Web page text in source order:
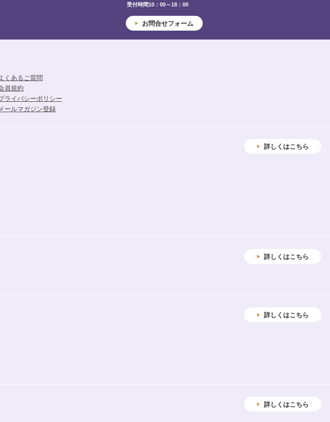
受付時間10：00～18：00
お問合せフォーム
くあるご質問
員規約
ライバシーポリシー
ールマガジン登録
詳しくはこちら
詳しくはこちら
詳しくはこちら
詳しくはこちら